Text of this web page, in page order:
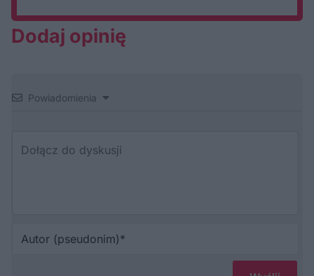
Dodaj opinię
Powiadomienia